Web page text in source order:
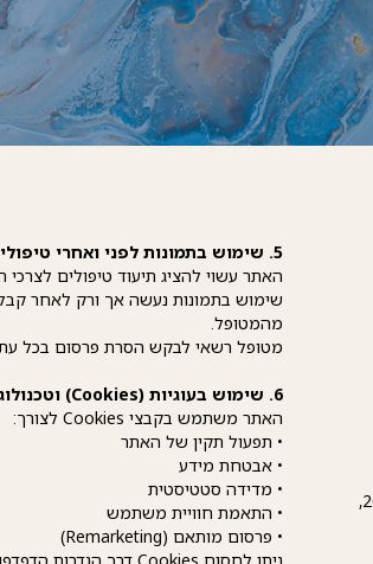
הפרטיות, התשמ"א-1981, תקנות הגנת הפרטיות (אבטחת מידע), תשע"ז-2017,
5. שימוש בתמונות לפני ואחרי טיפולים
האתר עשוי להציג תיעוד טיפולים
שימוש בתמונות נעשה אך ורק לאחר
מהמטופל.
מטופל רשאי לבקש הסרת פרסום בכל
6. שימוש בעוגיות (Cookies) וטכנולוגיות דומות
האתר משתמש בקבצי Cookies לצורך:
• תפעול תקין של האתר
• אבטחת מידע
• מדידה סטטיסטית
• התאמת חוויית משתמש
• פרסום מותאם (Remarketing)